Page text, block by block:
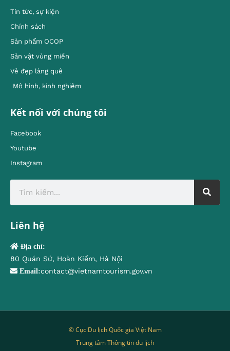
Tin tức, sự kiện
Chính sách
Sản phẩm OCOP
Sản vật vùng miền
Vẻ đẹp làng quê
Mô hình, kinh nghiêm
Kết nối với chúng tôi
Facebook
Youtube
Instagram
Liên hệ
Địa chỉ:
80 Quán Sứ, Hoàn Kiếm, Hà Nội
Email:contact@vietnamtourism.gov.vn
© Cục Du lịch Quốc gia Việt Nam
Trung tâm Thông tin du lịch